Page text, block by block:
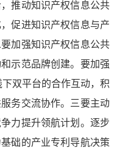
推动知识产权信息公共
促进知识产权信息与产
加强知识产权信息公共
示范品牌创建。要加强
下双平台的合作互动，积
务交流协作。三要主动
力提升领航计划。逐步
础的产业专利导航决策